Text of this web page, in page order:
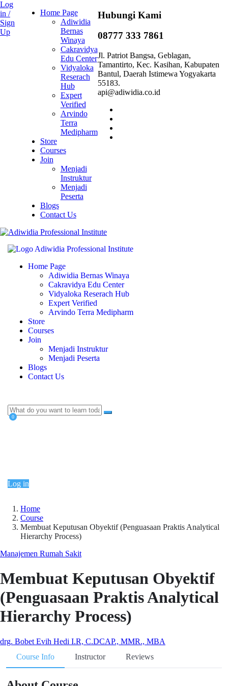
Log
in /
Sign
Up
Home Page
Adiwidia
Bernas
Winaya
Cakravidya
Edu Center
Vidyaloka
Reserach
Hub
Expert
Verified
Arvindo
Terra
Medipharm
Store
Courses
Join
Menjadi
Instruktur
Menjadi
Peserta
Blogs
Contact Us
Hubungi Kami
08777 333 7861
Jl. Patriot Bangsa, Geblagan,
Tamantirto, Kec. Kasihan, Kabupaten
Bantul, Daerah Istimewa Yogyakarta
55183.
api@adiwidia.co.id
Home Page
Adiwidia Bernas Winaya
Cakravidya Edu Center
Vidyaloka Reserach Hub
Expert Verified
Arvindo Terra Medipharm
Store
Courses
Join
Menjadi Instruktur
Menjadi Peserta
Blogs
Contact Us
0
Log in
Home
Course
Membuat Keputusan Obyektif (Penguasaan Praktis Analytical
Hierarchy Process)
Manajemen Rumah Sakit
Membuat Keputusan Obyektif
(Penguasaan Praktis Analytical
Hierarchy Process)
drg. Bobet Evih Hedi I.R, C.DCAP., MMR., MBA
Course Info
Instructor Reviews